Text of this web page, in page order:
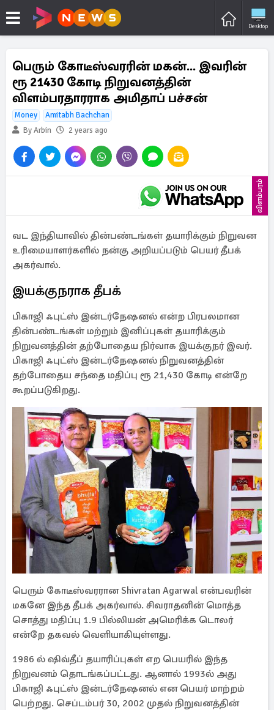
Desktop
பெரும் கோடீஸ்வரரின் மகன்... இவரின்
ரூ 21430 கோடி நிறுவனத்தின்
விளம்பரதாரராக அமிதாப் பச்சன்
Money
Amitabh Bachchan
By Arbin
2 years ago
விளம்பரம்
வட இந்தியாவில் தின்பண்டங்கள் தயாரிக்கும் நிறுவன
உரிமையாளர்களில் நன்கு அறியப்படும் பெயர் தீபக்
அகர்வால்.
இயக்குநராக தீபக்
பிகாஜி ஃபுட்ஸ் இன்டர்நேஷனல் என்ற பிரபலமான
தின்பண்டங்கள் மற்றும் இனிப்புகள் தயாரிக்கும்
நிறுவனத்தின் தற்போதைய நிர்வாக இயக்குநர் இவர்.
பிகாஜி ஃபுட்ஸ் இன்டர்நேஷனல் நிறுவனத்தின்
தற்போதைய சந்தை மதிப்பு ரூ 21,430 கோடி என்றே
கூறப்படுகிறது.
பெரும் கோடீஸ்வரரான Shivratan Agarwal என்பவரின்
மகனே இந்த தீபக் அகர்வால். சிவராதனின் மொத்த
சொத்து மதிப்பு 1.9 பில்லியன் அமெரிக்க டொலர்
என்றே தகவல் வெளியாகியுள்ளது.
1986 ல் ஷிவ்தீப் தயாரிப்புகள் எற பெயரில் இந்த
நிறுவனம் தொடங்கப்பட்டது. ஆனால் 1993ல் அது
பிகாஜி ஃபுட்ஸ் இன்டர்நேஷனல் என பெயர் மாற்றம்
பெற்றது. செப்டம்பர் 30, 2002 முதல் நிறுவனத்தின்